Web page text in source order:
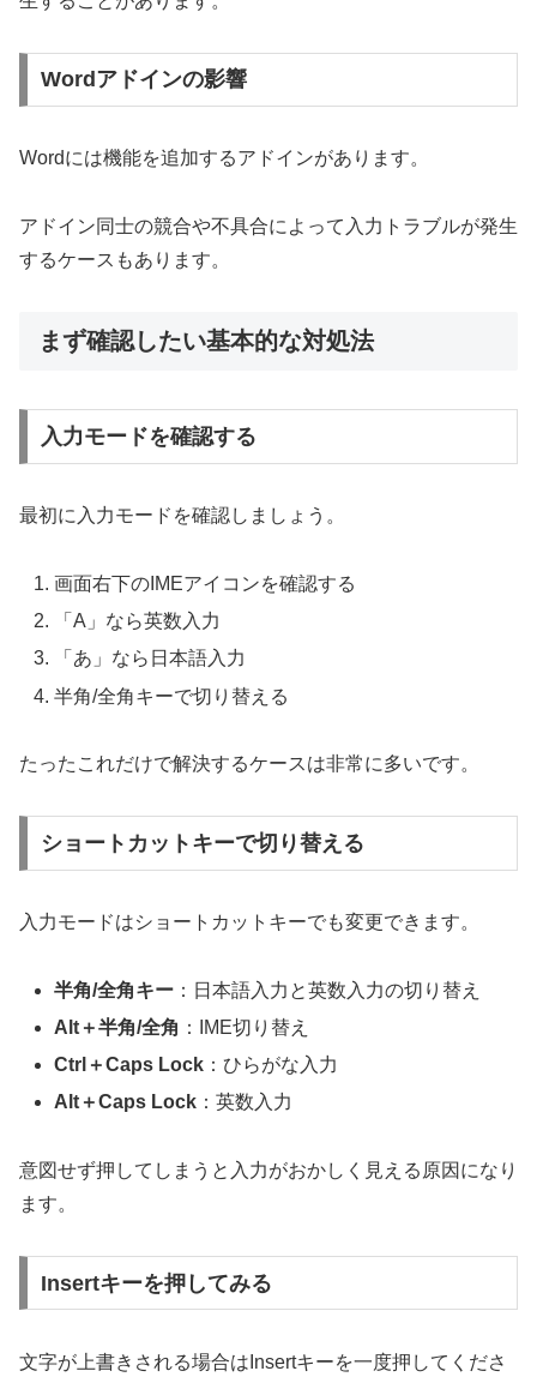
Wordアドインの影響
Wordには機能を追加するアドインがあります。
アドイン同士の競合や不具合によって入力トラブルが発生
するケースもあります。
まず確認したい基本的な対処法
入力モードを確認する
最初に入力モードを確認しましょう。
画面右下のIMEアイコンを確認する
「A」なら英数入力
「あ」なら日本語入力
半角/全角キーで切り替える
たったこれだけで解決するケースは非常に多いです。
ショートカットキーで切り替える
入力モードはショートカットキーでも変更できます。
半角/全角キー ：日本語入力と英数入力の切り替え
Alt＋半角/全角 ：IME切り替え
Ctrl＋Caps Lock ：ひらがな入力
Alt＋Caps Lock ：英数入力
意図せず押してしまうと入力がおかしく見える原因になり
ます。
Insertキーを押してみる
文字が上書きされる場合はInsertキーを一度押してくださ